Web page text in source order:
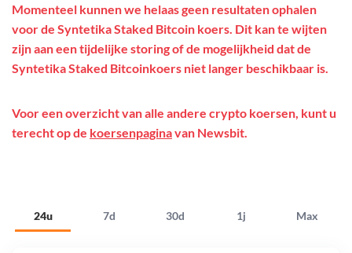
24u 7d 30d 1j Max
Momenteel kunnen we helaas geen resultaten ophalen
voor de Syntetika Staked Bitcoin koers. Dit kan te wijten
zijn aan een tijdelijke storing of de mogelijkheid dat de
Syntetika Staked Bitcoinkoers niet langer beschikbaar is.
Voor een overzicht van alle andere crypto koersen, kunt u
terecht op de koersenpaginavan Newsbit.